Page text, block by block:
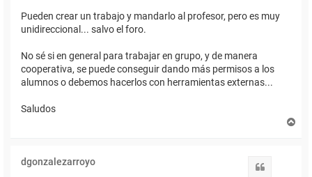
Pueden crear un trabajo y mandarlo al profesor, pero es muy
unidireccional... salvo el foro.
No sé si en general para trabajar en grupo, y de manera
cooperativa, se puede conseguir dando más permisos a los
alumnos o debemos hacerlos con herramientas externas...
Saludos
dgonzalezarroyo